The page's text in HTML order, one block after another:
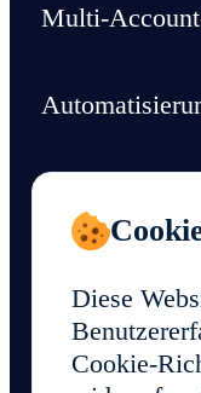
Multi-
Diese
Cookie-